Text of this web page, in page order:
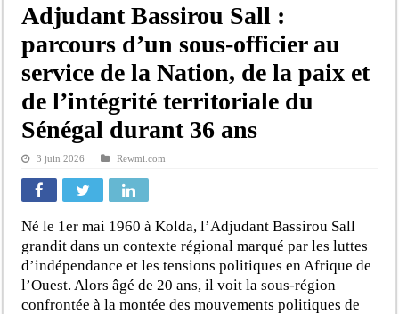
Adjudant Bassirou Sall :
parcours d’un sous-officier au
service de la Nation, de la paix et
de l’intégrité territoriale du
Sénégal durant 36 ans
3 juin 2026 Rewmi.com
Né le 1er mai 1960 à Kolda, l’Adjudant Bassirou Sall
grandit dans un contexte régional marqué par les luttes
d’indépendance et les tensions politiques en Afrique de
l’Ouest. Alors âgé de 20 ans, il voit la sous-région
confrontée à la montée des mouvements politiques de